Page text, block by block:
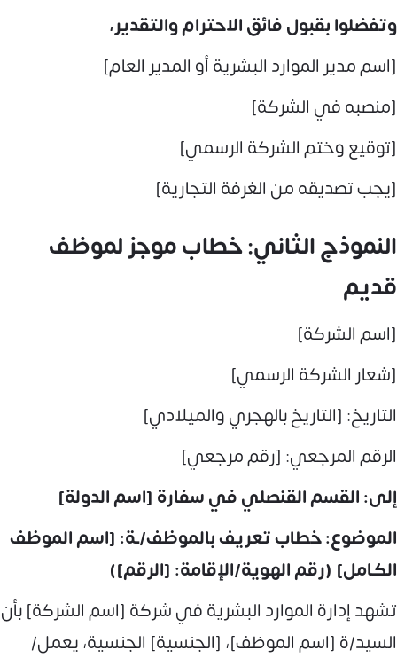
وتفضلوا بقبول فائق الاحترام والتقدير،
[اسم مدير الموارد البشرية أو المدير العام]
[منصبه في الشركة]
[توقيع وختم الشركة الرسمي]
[يجب تصديقه من الغرفة التجارية]
النموذج الثاني: خطاب موجز لموظف
قديم
[اسم الشركة]
[شعار الشركة الرسمي]
التاريخ: [التاريخ بالهجري والميلادي]
الرقم المرجعي: [رقم مرجعي]
إلى: القسم القنصلي في سفارة [اسم الدولة]
الموضوع: خطاب تعريف بالموظف/ـة: [اسم الموظف
الكامل] (رقم الهوية/الإقامة: [الرقم])
تشهد إدارة الموارد البشرية في شركة [اسم الشركة] بأن
السيد/ة [اسم الموظف]، [الجنسية] الجنسية، يعمل/